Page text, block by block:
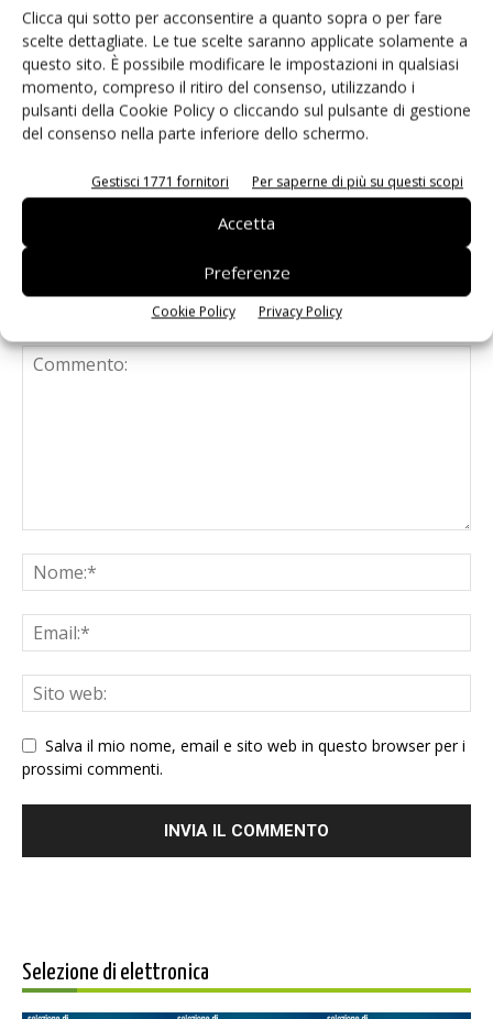
Clicca qui sotto per acconsentire a quanto sopra o per fare
scelte dettagliate. Le tue scelte saranno applicate solamente a
questo sito. È possibile modificare le impostazioni in qualsiasi
momento, compreso il ritiro del consenso, utilizzando i
pulsanti della Cookie Policy o cliccando sul pulsante di gestione
del consenso nella parte inferiore dello schermo.
Gestisci 1771 fornitori Per saperne di più su questi scopi
Accetta
Preferenze
Cookie Policy Privacy Policy
Connettori scheda-scheda: il mercato
raddoppierà entro il 2034
LED: mondi di luce
Salva il mio nome, email e sito web in questo browser per i
prossimi commenti.
Selezione di elettronica